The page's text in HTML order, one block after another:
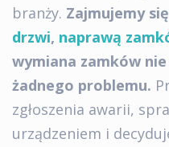
branży. Zajmujemy się
drzwi, naprawą
wymiana zamków
żadnego problemu.
zgłoszenia awarii,
urządzeniem i